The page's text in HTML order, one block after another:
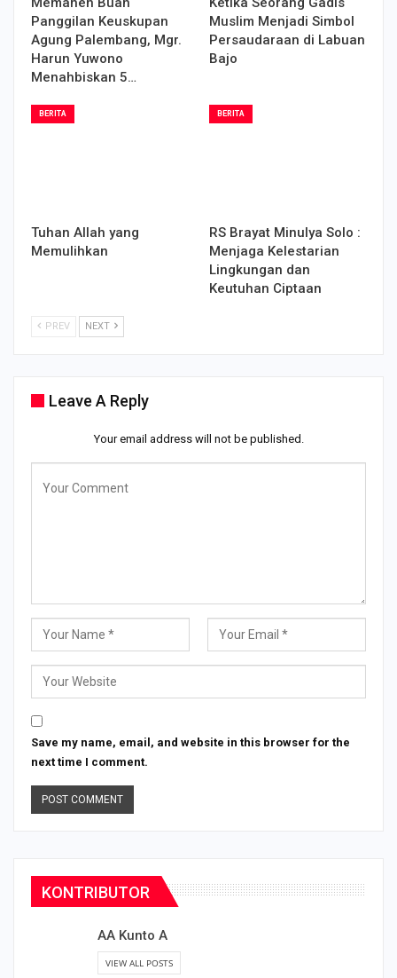
Panggilan Keuskupan
Agung Palembang, Mgr.
Harun Yuwono
Menahbiskan 5…
Muslim Menjadi Simbol
Persaudaraan di Labuan
Bajo
BERITA
Tuhan Allah yang
Memulihkan
BERITA
RS Brayat Minulya Solo :
Menjaga Kelestarian
Lingkungan dan
Keutuhan Ciptaan
PREV NEXT
Leave A Reply
Your email address will not be published.
Save my name, email, and website in this browser for the
next time I comment.
KONTRIBUTOR
AA Kunto A
VIEW ALL POSTS